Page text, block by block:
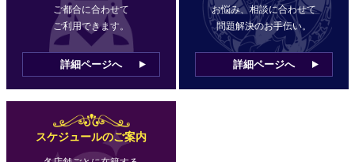
ご都合に合わせて
ご利用できます。
詳細ページへ
お悩み、相談に合わせて
問題解決のお手伝い。
詳細ページへ
スケジュールのご案内